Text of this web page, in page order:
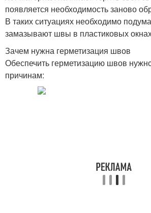
появляется необходимость заново
В таких ситуациях необходимо
замазывают швы в пластиковых
Зачем нужна герметизация швов
Обеспечить герметизацию швов
причинам: